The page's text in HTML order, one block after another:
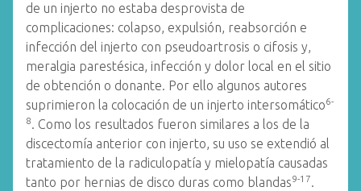
de un injerto no estaba desprovista de
complicaciones: colapso, expulsión, reabsorción e
infección del injerto con pseudoartrosis o cifosis y,
meralgia parestésica, infección y dolor local en el sitio
de obtención o donante. Por ello algunos autores
suprimieron la colocación de un injerto intersomático6-
8. Como los resultados fueron similares a los de la
discectomía anterior con injerto, su uso se extendió al
tratamiento de la radiculopatía y mielopatía causadas
tanto por hernias de disco duras como blandas9-17.